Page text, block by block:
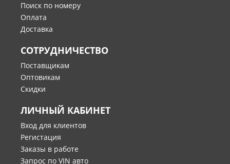
Поиск по номеру
Оплата
Доставка
СОТРУДНИЧЕСТВО
Поставщикам
Оптовикам
Скидки
ЛИЧНЫЙ КАБИНЕТ
Вход для клиентов
Регистация
Заказы в работе
Запрос по VIN авто